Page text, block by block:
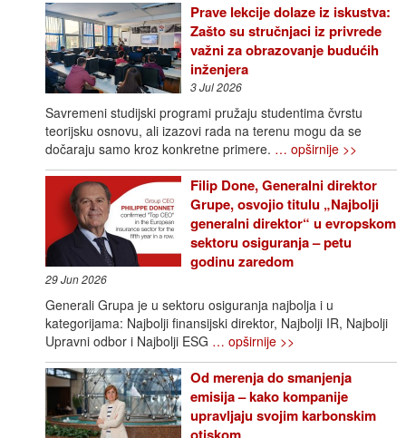
Prave lekcije dolaze iz iskustva:
Zašto su stručnjaci iz privrede
važni za obrazovanje budućih
inženjera
3 Jul 2026
Savremeni studijski programi pružaju studentima čvrstu
teorijsku osnovu, ali izazovi rada na terenu mogu da se
dočaraju samo kroz konkretne primere. … opširnije >>
Filip Done, Generalni direktor
Grupe, osvojio titulu „Najbolji
generalni direktor“ u evropskom
sektoru osiguranja – petu
godinu zaredom
29 Jun 2026
Generali Grupa je u sektoru osiguranja najbolja i u
kategorijama: Najbolji finansijski direktor, Najbolji IR, Najbolji
Upravni odbor i Najbolji ESG … opširnije >>
Od merenja do smanjenja
emisija – kako kompanije
upravljaju svojim karbonskim
otiskom